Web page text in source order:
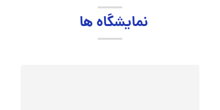
زمان برگزاری
26 تا 26 آبان‌ماه 1404